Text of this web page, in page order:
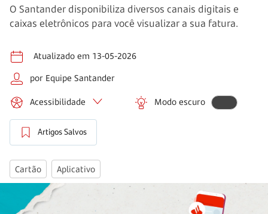
O Santander disponibiliza diversos canais digitais e
caixas eletrônicos para você visualizar a sua fatura.
Atualizado em 13-05-2026
por Equipe Santander
Acessibilidade Modo escuro
Artigos Salvos
Cartão Aplicativo